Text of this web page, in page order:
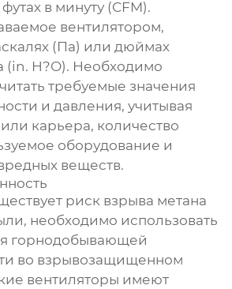
в минуту (CFM).
вентилятором,
(Па) или дюймах
(in. H?O). Необходимо
требуемые значения
и давления, учитывая
карьера, количество
оборудование и
веществ.
риск взрыва метана
необходимо использовать
горнодобывающей
во взрывозащищенном
вентиляторы имеют